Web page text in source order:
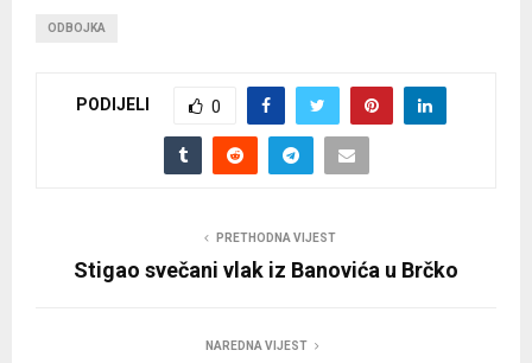
ODBOJKA
PODIJELI 0
PRETHODNA VIJEST
Stigao svečani vlak iz Banovića u Brčko
NAREDNA VIJEST